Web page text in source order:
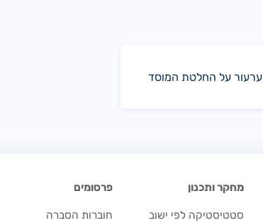
ערעור על החלטת המוסד
מחקר ותכנון
סטטיסטיקה לפי ישוב
פרסומים
חוברות הסברה